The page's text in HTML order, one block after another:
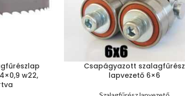
w22,
Csapágyazott szalagfűrész
lapvezető 6×6